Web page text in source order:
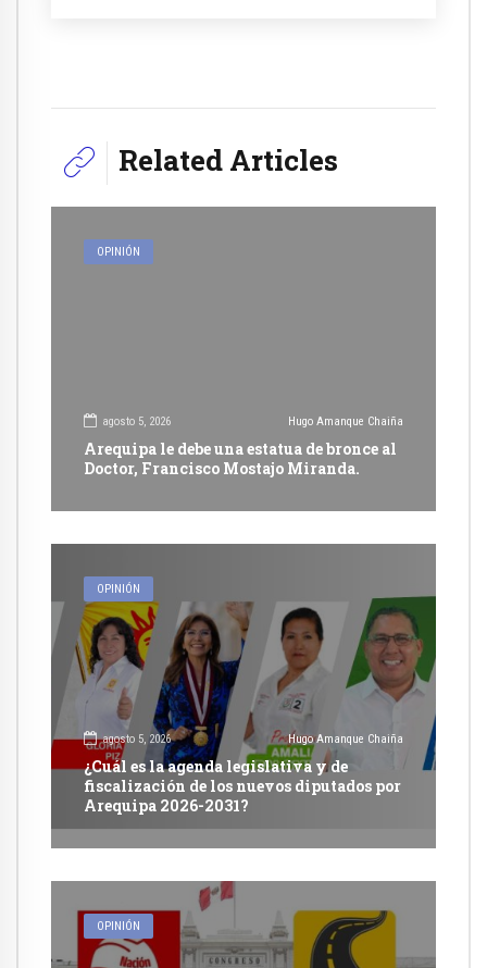
Related Articles
OPINIÓN
agosto 5, 2026 Hugo Amanque Chaiña
Arequipa le debe una estatua de bronce al
Doctor, Francisco Mostajo Miranda.
OPINIÓN
agosto 5, 2026 Hugo Amanque Chaiña
¿Cuál es la agenda legislativa y de
fiscalización de los nuevos diputados por
Arequipa 2026-2031?
OPINIÓN